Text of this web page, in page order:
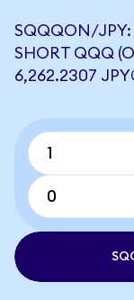
SQQQON/JPY:
SHORT QQQ
6,262.2307